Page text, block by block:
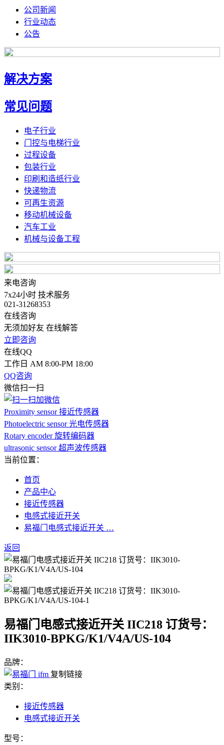
公司新闻
行业动态
公告
解决方案
常见问题
电子行业
门控与电梯行业
过程设备
包装行业
印刷和造纸行业
快递物流
可再生资源
移动机械设备
汽车工业
机械与设备工程
来电咨询
7x24小时 技术服务
021-31268353
在线咨询
无须加好友 在线解答
立即咨询
在线QQ
工作日 AM 8:00-PM 18:00
QQ咨询
微信扫一扫
Proximity sensor 接近传感器
Photoelectric sensor 光电传感器
Rotary encoder 旋转编码器
ultrasonic sensor 超声波传感器
当前位置：
首页
产品中心
接近传感器
电感式接近开关
易福门电感式接近开关 …
返回
易福门电感式接近开关 IIC218 订货号：
IIK3010-BPKG/K1/V4A/US-104
品牌：
复制链接
类别：
接近传感器
电感式接近开关
型号：